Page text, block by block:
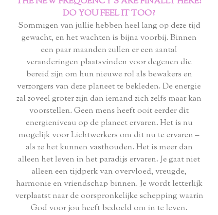
DO YOU FEEL IT TOO?
Sommigen van jullie hebben heel lang op deze tijd
gewacht, en het wachten is bijna voorbij. Binnen
een paar maanden zullen er een aantal
veranderingen plaatsvinden voor degenen die
bereid zijn om hun nieuwe rol als bewakers en
verzorgers van deze planeet te bekleden. De energie
zal zoveel groter zijn dan iemand zich zelfs maar kan
voorstellen. Geen mens heeft ooit eerder dit
energieniveau op de planeet ervaren. Het is nu
mogelijk voor Lichtwerkers om dit nu te ervaren –
als ze het kunnen vasthouden. Het is meer dan
alleen het leven in het paradijs ervaren. Je gaat niet
alleen een tijdperk van overvloed, vreugde,
harmonie en vriendschap binnen. Je wordt letterlijk
verplaatst naar de oorspronkelijke schepping waarin
God voor jou heeft bedoeld om in te leven.